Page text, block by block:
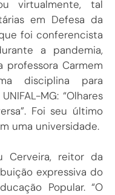
virtualmente, tal
em Defesa da
foi conferencista
a pandemia,
Carmem
disciplina para
MG: “Olhares
Foi seu último
uma universidade.
Cerveira, reitor da
expressiva do
Popular. “O